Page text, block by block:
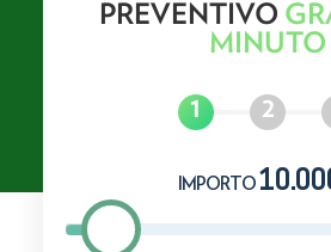
PREVENTIVO
MINUTO
IMPORTO